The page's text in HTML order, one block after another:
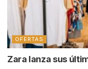
OFERTAS
Zara lanza sus